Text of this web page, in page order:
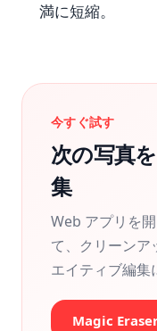
満に短縮。
今すぐ試す
次の写真
集
Web アプリを
て、クリーンア
エイティブ編集
Magic